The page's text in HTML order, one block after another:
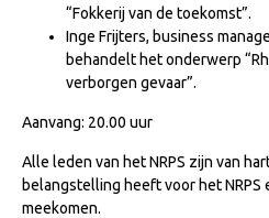
Hengstenkeuring
Regionale Keuringen
Nationale Keuring
Late Veulenkeuring
ABOP
Sport
“Fokkerij van de toekomst”.
Inge Frijters, business
behandelt het onderwerp
verborgen gevaar”.
Aanvang: 20.00 uur
Alle leden van het NRPS zijn van
belangstelling heeft voor het NRPS
meekomen.